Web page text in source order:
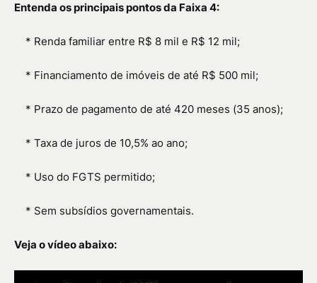
Entenda os principais pontos da Faixa 4:
* Renda familiar entre R$ 8 mil e R$ 12 mil;
* Financiamento de imóveis de até R$ 500 mil;
* Prazo de pagamento de até 420 meses (35 anos);
* Taxa de juros de 10,5% ao ano;
* Uso do FGTS permitido;
* Sem subsídios governamentais.
Veja o vídeo abaixo: